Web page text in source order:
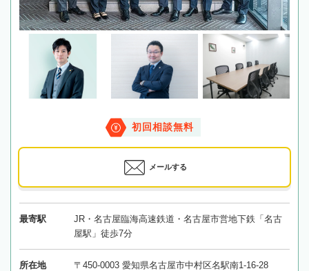
初回相談無料
メールする
最寄駅
JR・名古屋臨海高速鉄道・名古屋市営地下鉄「名古
屋駅」徒歩7分
所在地 〒450-0003 愛知県名古屋市中村区名駅南1-16-28